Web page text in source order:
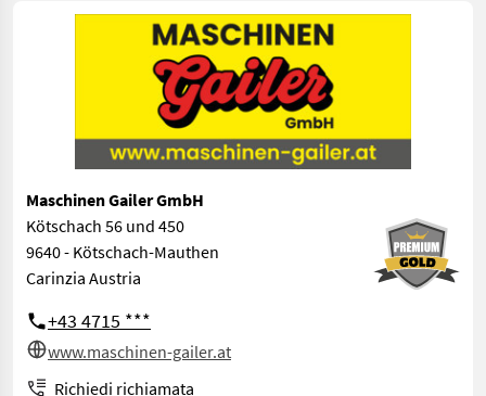
Maschinen Gailer GmbH
Kötschach 56 und 450
9640 - Kötschach-Mauthen
Carinzia Austria
+43 4715 ***
www.maschinen-gailer.at
Richiedi richiamata